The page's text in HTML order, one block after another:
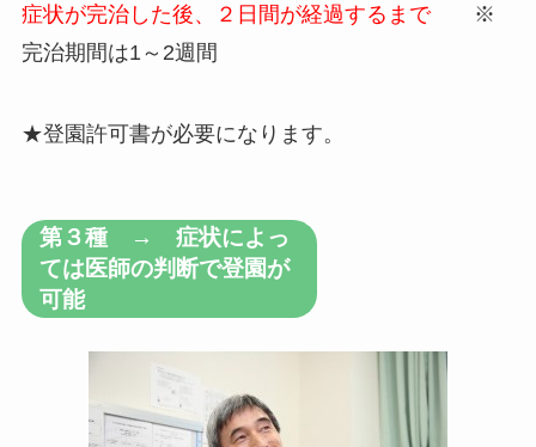
症状が完治した後、２日間が経過するまで※
完治期間は1～2週間
★登園許可書が必要になります。
第３種 → 症状によっ
ては医師の判断で登園が
可能